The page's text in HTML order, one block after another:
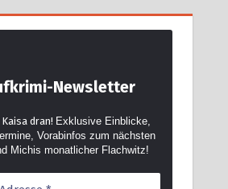
Newsletter
dran! Exklusive Einblicke,
Vorabinfos zum nächsten
Michis monatlicher Flachwitz!